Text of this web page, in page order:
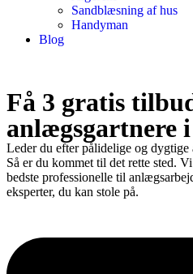
Sandblæsning af hus
Handyman
Blog
Få 3 gratis
anlægsgartnere
Leder du efter pålidelige og
Så er du kommet til det rette sted.
bedste professionelle til
eksperter, du kan stole på.